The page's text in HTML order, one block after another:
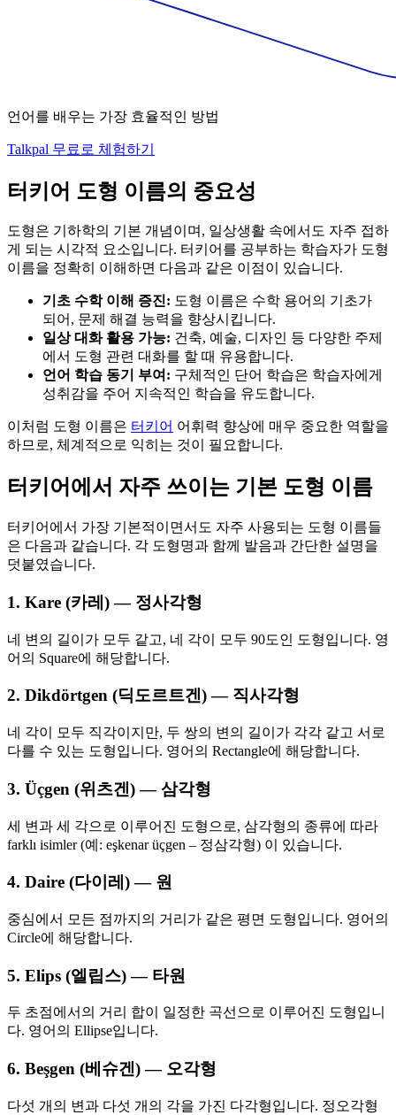
언어를 배우는 가장 효율적인 방법
Talkpal 무료로 체험하기
터키어 도형 이름의 중요성
도형은 기하학의 기본 개념이며, 일상생활 속에서도 자주 접하
게 되는 시각적 요소입니다. 터키어를 공부하는 학습자가 도형
이름을 정확히 이해하면 다음과 같은 이점이 있습니다.
기초 수학 이해 증진: 도형 이름은 수학 용어의 기초가
되어, 문제 해결 능력을 향상시킵니다.
일상 대화 활용 가능: 건축, 예술, 디자인 등 다양한 주제
에서 도형 관련 대화를 할 때 유용합니다.
언어 학습 동기 부여: 구체적인 단어 학습은 학습자에게
성취감을 주어 지속적인 학습을 유도합니다.
이처럼 도형 이름은 터키어 어휘력 향상에 매우 중요한 역할을
하므로, 체계적으로 익히는 것이 필요합니다.
터키어에서 자주 쓰이는 기본 도형 이름
터키어에서 가장 기본적이면서도 자주 사용되는 도형 이름들
은 다음과 같습니다. 각 도형명과 함께 발음과 간단한 설명을
덧붙였습니다.
1. Kare (카레) — 정사각형
네 변의 길이가 모두 같고, 네 각이 모두 90도인 도형입니다. 영
어의 Square에 해당합니다.
2. Dikdörtgen (딕도르트겐) — 직사각형
네 각이 모두 직각이지만, 두 쌍의 변의 길이가 각각 같고 서로
다를 수 있는 도형입니다. 영어의 Rectangle에 해당합니다.
3. Üçgen (위츠겐) — 삼각형
세 변과 세 각으로 이루어진 도형으로, 삼각형의 종류에 따라
farklı isimler (예: eşkenar üçgen – 정삼각형) 이 있습니다.
4. Daire (다이레) — 원
중심에서 모든 점까지의 거리가 같은 평면 도형입니다. 영어의
Circle에 해당합니다.
5. Elips (엘립스) — 타원
두 초점에서의 거리 합이 일정한 곡선으로 이루어진 도형입니
다. 영어의 Ellipse입니다.
6. Beşgen (베슈겐) — 오각형
다섯 개의 변과 다섯 개의 각을 가진 다각형입니다. 정오각형